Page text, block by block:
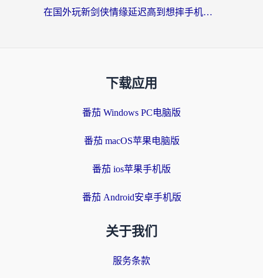
在国外玩新剑侠情缘延迟高到想摔手机？海外玩家亲测有效的加速器选择指南
下载应用
番茄 Windows PC电脑版
番茄 macOS苹果电脑版
番茄 ios苹果手机版
番茄 Android安卓手机版
关于我们
服务条款